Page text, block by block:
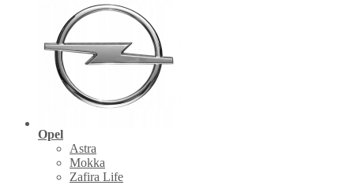
Opel
Astra
Mokka
Zafira Life